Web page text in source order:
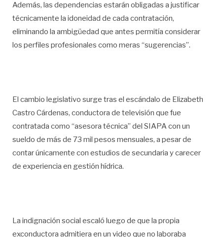
Además, las dependencias estarán obligadas a justificar
técnicamente la idoneidad de cada contratación,
eliminando la ambigüedad que antes permitía considerar
los perfiles profesionales como meras “sugerencias”.
El cambio legislativo surge tras el escándalo de Elizabeth
Castro Cárdenas, conductora de televisión que fue
contratada como “asesora técnica” del SIAPA con un
sueldo de más de 73 mil pesos mensuales, a pesar de
contar únicamente con estudios de secundaria y carecer
de experiencia en gestión hídrica.
La indignación social escaló luego de que la propia
exconductora admitiera en un video que no laboraba